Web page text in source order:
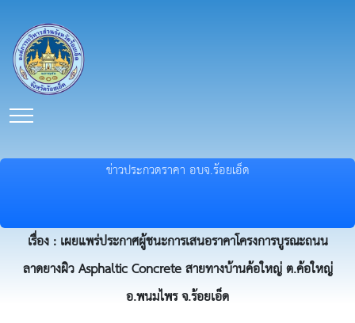
ข่าวประกวดราคา อบจ.ร้อยเอ็ด
เรื่อง : เผยแพร่ประกาศผู้ชนะการเสนอราคาโครงการบูรณะถนน
ลาดยางผิว Asphaltic Concrete สายทางบ้านค้อใหญ่ ต.ค้อใหญ่
อ.พนมไพร จ.ร้อยเอ็ด